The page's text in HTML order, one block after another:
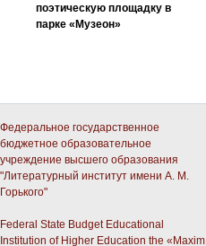
поэтическую площадку в
парке «Музеон»
Федеральное государственное
бюджетное образовательное
учреждение высшего образования
"Литературный институт имени А. М.
Горького"
Federal State Budget Educational
Institution of Higher Education the «Maxim